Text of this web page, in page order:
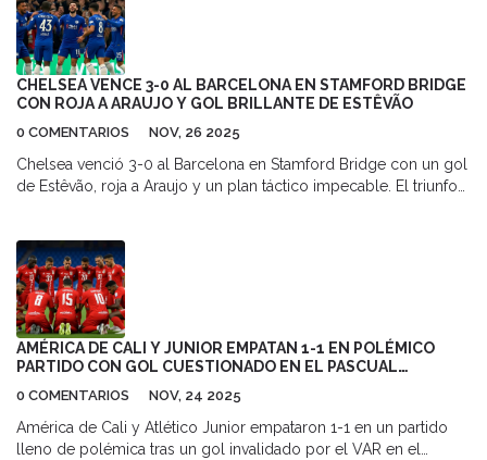
opiniones. Sin embargo, ha sido acusada de promover ciertas
ideologías políticas, lo que ha llevado a cuestionar su
objetividad. A pesar de esto, la capacidad de Fox News para
informar sobre grandes eventos y noticias de última hora es
innegable. En resumen, la seriedad de Fox News puede
espectador.
CHELSEA VENCE 3-0 AL BARCELONA EN STAMFORD BRIDGE
CON ROJA A ARAUJO Y GOL BRILLANTE DE ESTÊVÃO
0 COMENTARIOS NOV, 26 2025
Chelsea venció 3-0 al Barcelona en Stamford Bridge con un gol
de Estêvão, roja a Araujo y un plan táctico impecable. El triunfo
AMÉRICA DE CALI Y JUNIOR EMPATAN 1-1 EN POLÉMICO
PARTIDO CON GOL CUESTIONADO EN EL PASCUAL
0 COMENTARIOS NOV, 24 2025
América de Cali y Atlético Junior empataron 1-1 en un partido
lleno de polémica tras un gol invalidado por el VAR en el